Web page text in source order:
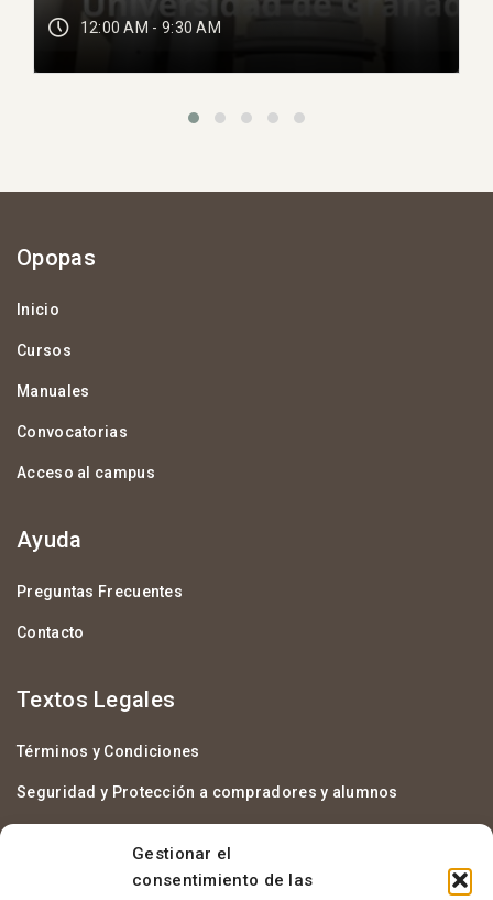
Gestionar el
consentimiento de las
12:00 AM - 9:30 AM
Opopas
Inicio
Cursos
Manuales
Convocatorias
Acceso al campus
Ayuda
Preguntas Frecuentes
Contacto
Textos Legales
Términos y Condiciones
Seguridad y Protección a compradores y alumnos
Política de privacidad